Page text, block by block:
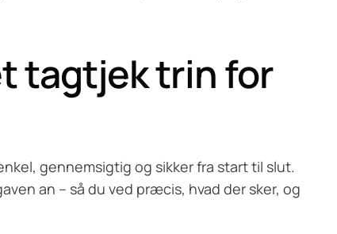
tagtjek trin for
gennemsigtig og sikker fra start til slut.
an – så du ved præcis, hvad der sker, og